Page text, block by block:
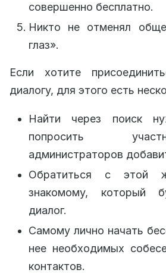
совершенно бесплатно.
Никто не отменял
глаз».
Если хотите
диалогу, для этого есть
Найти через поиск
попросить
администраторов
Обратиться с этой
знакомому, который
диалог.
Самому лично начать
нее необходимых
контактов.